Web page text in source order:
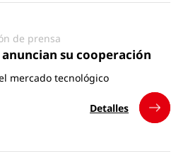
de prensa
anuncian su cooperación
mercado tecnológico
Detalles